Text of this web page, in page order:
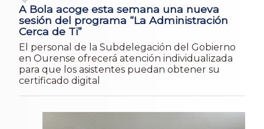
A Bola acoge esta semana una nueva
sesión del programa “La Administración
Cerca de Ti”
El personal de la Subdelegación del Gobierno
en Ourense ofrecerá atención individualizada
para que los asistentes puedan obtener su
certificado digital